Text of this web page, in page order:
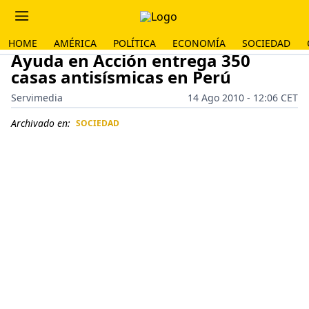
HOME AMÉRICA POLÍTICA ECONOMÍA SOCIEDAD
Ayuda en Acción entrega 350
casas antisísmicas en Perú
Servimedia
14 Ago 2010 - 12:06 CET
Archivado en: SOCIEDAD